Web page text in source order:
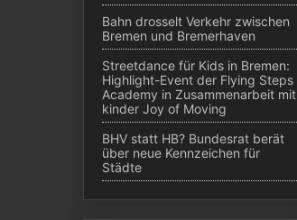
Bahn drosselt Verkehr zwischen
Bremen und Bremerhaven
Streetdance für Kids in Bremen:
Highlight-Event der Flying Steps
Academy in Zusammenarbeit mit
kinder Joy of Moving
BHV statt HB? Bundesrat berät
über neue Kennzeichen für
Städte